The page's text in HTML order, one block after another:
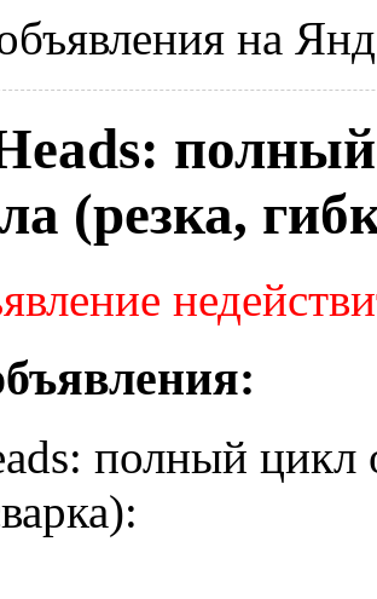
на
(резка,
полный цикл